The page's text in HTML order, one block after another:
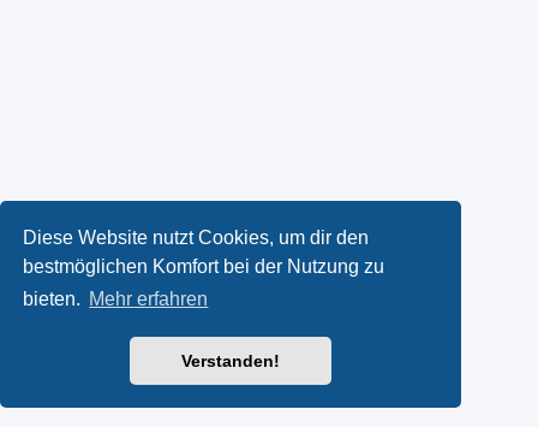
Diese Website nutzt Cookies, um dir den
bestmöglichen Komfort bei der Nutzung zu
bieten. Mehr erfahren
Verstanden!